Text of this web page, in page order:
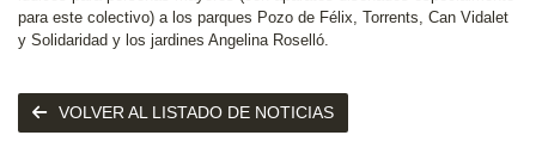
para este colectivo) a los parques Pozo de Félix, Torrents, Can Vidalet
y Solidaridad y los jardines Angelina Roselló.
VOLVER AL LISTADO DE NOTICIAS